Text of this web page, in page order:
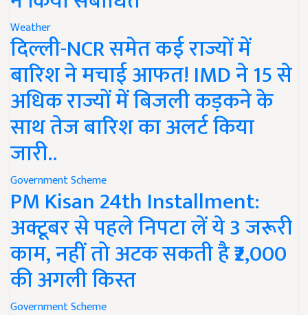
Weather
दिल्ली-NCR समेत कई राज्यों में
बारिश ने मचाई आफत! IMD ने 15 से
अधिक राज्यों में बिजली कड़कने के
साथ तेज बारिश का अलर्ट किया
जारी..
Government Scheme
PM Kisan 24th Installment:
अक्टूबर से पहले निपटा लें ये 3 जरूरी
काम, नहीं तो अटक सकती है ₹2,000
की अगली किस्त
Government Scheme